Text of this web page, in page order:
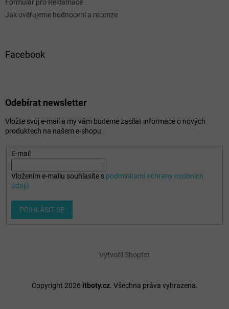
Formulář pro Reklamace
Jak ověřujeme hodnocení a recenze
Facebook
Odebírat newsletter
Vložte svůj e-mail a my vám budeme zasílat informace o nových
produktech na našem e-shopu.
E-mail
Vložením e-mailu souhlasíte s podmínkami ochrany osobních
údajů
PŘIHLÁSIT SE
Vytvořil Shoptet
Copyright 2026 itboty.cz. Všechna práva vyhrazena.